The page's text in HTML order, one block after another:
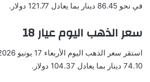
في نحو 86.45 دينار بما يعادل 121.77 دولار.
سعر الذهب اليوم عيار 18
74.10 دينار بما يعادل 104.37 دولار.